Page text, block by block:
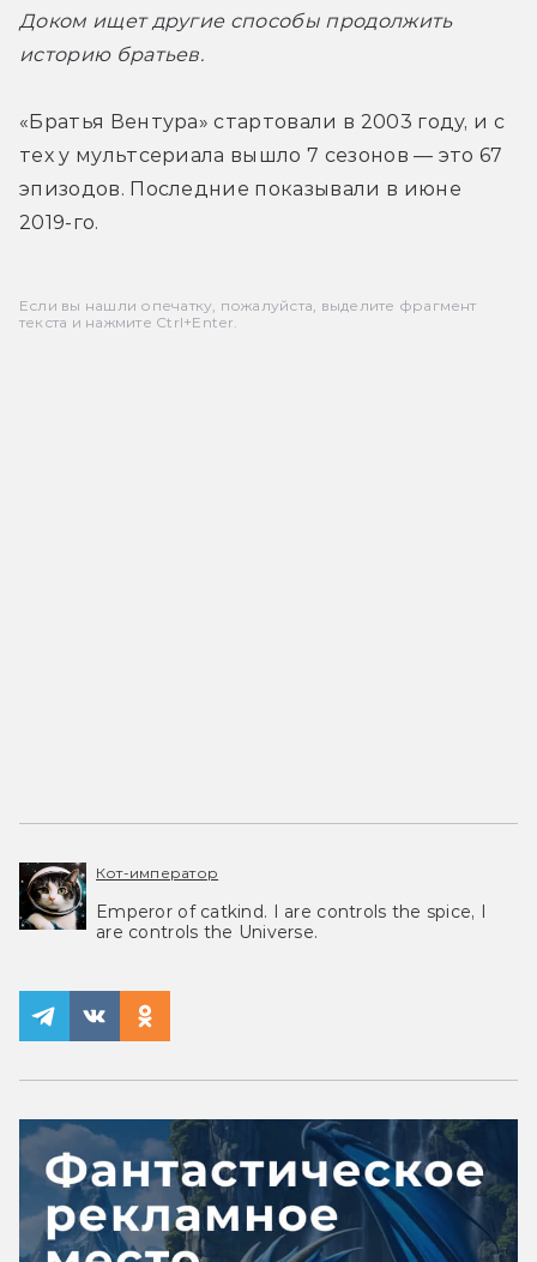
Доком ищет другие способы продолжить
историю братьев.
«Братья Вентура» стартовали в 2003 году, и с
тех у мультсериала вышло 7 сезонов — это 67
эпизодов. Последние показывали в июне
2019-го.
Если вы нашли опечатку, пожалуйста, выделите фрагмент
текста и нажмите Ctrl+Enter.
Кот-император
Emperor of catkind. I are controls the spice, I
are controls the Universe.